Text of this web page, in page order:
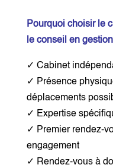
Pourquoi choisir le
le conseil en
✓ Cabinet
✓ Présence
déplacements
✓ Expertise
✓ Premier rendez-
engagement
✓ Rendez-vous à